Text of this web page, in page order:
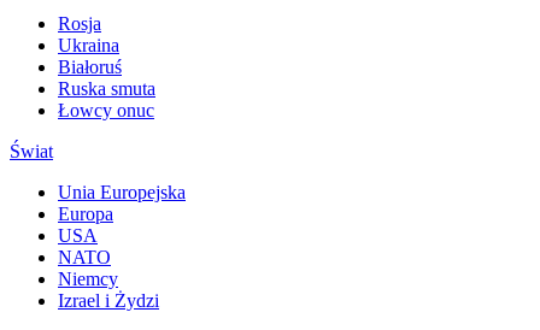
Rosja
Ukraina
Białoruś
Ruska smuta
Łowcy onuc
Świat
Unia Europejska
Europa
USA
NATO
Niemcy
Izrael i Żydzi